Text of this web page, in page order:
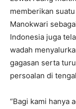
memberikan
Manokwari
Indonesia juga
wadah
gagasan serta
persoalan di
“Bagi kami hanya